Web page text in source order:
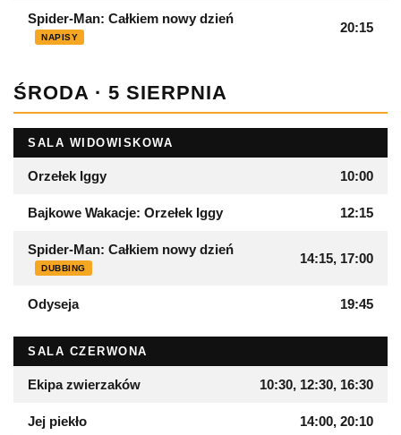
Spider-Man: Całkiem nowy dzień
NAPISY
20:15
ŚRODA · 5 SIERPNIA
SALA WIDOWISKOWA
Orzełek Iggy 10:00
Bajkowe Wakacje: Orzełek Iggy 12:15
Spider-Man: Całkiem nowy dzień
DUBBING
14:15, 17:00
Odyseja 19:45
SALA CZERWONA
Ekipa zwierzaków 10:30, 12:30, 16:30
Jej piekło 14:00, 20:10